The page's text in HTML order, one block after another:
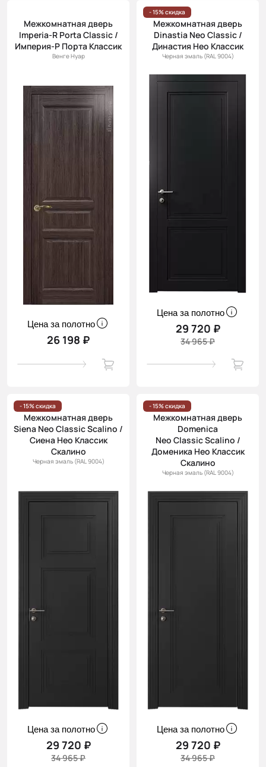
Межкомнатная дверь
Imperia-R Porta Classic /
Империя-Р Порта Классик
Венге Нуар
Цена за полотно
26 198 ₽
- 15% скидка
Межкомнатная дверь
Dinastia Neo Classic /
Династия Нео Классик
Черная эмаль (RAL 9004)
Цена за полотно
29 720 ₽
34 965 ₽
- 15% скидка
Межкомнатная дверь
Siena Neo Classic Scalino /
Сиена Нео Классик
Скалино
Черная эмаль (RAL 9004)
Цена за полотно
29 720 ₽
34 965 ₽
- 15% скидка
Межкомнатная дверь
Domenica
Neo Classic Scalino /
Доменика Нео Классик
Скалино
Черная эмаль (RAL 9004)
Цена за полотно
29 720 ₽
34 965 ₽